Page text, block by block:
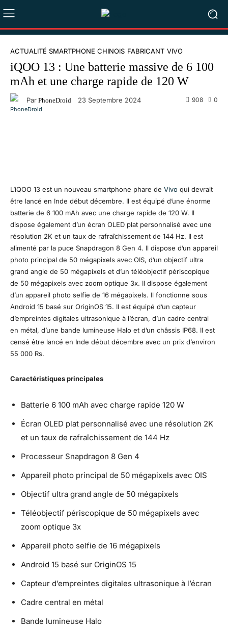
ACTUALITÉ SMARTPHONE CHINOIS FABRICANT VIVO
iQOO 13 : Une batterie massive de 6 100
mAh et une charge rapide de 120 W
Par PhoneDroid 23 Septembre 2024 0
908
L’iQOO 13 est un nouveau smartphone phare de Vivo qui devrait
être lancé en Inde début décembre. Il est équipé d’une énorme
batterie de 6 100 mAh avec une charge rapide de 120 W. Il
dispose également d’un écran OLED plat personnalisé avec une
résolution 2K et un taux de rafraîchissement de 144 Hz. Il est
alimenté par la puce Snapdragon 8 Gen 4. Il dispose d’un appareil
photo principal de 50 mégapixels avec OIS, d’un objectif ultra
grand angle de 50 mégapixels et d’un téléobjectif périscopique
de 50 mégapixels avec zoom optique 3x. Il dispose également
d’un appareil photo selfie de 16 mégapixels. Il fonctionne sous
Android 15 basé sur OriginOS 15. Il est équipé d’un capteur
d’empreintes digitales ultrasonique à l’écran, d’un cadre central
en métal, d’une bande lumineuse Halo et d’un châssis IP68. Il est
censé être lancé en Inde début décembre avec un prix d’environ
55 000 Rs.
Caractéristiques principales
Batterie 6 100 mAh avec charge rapide 120 W
Écran OLED plat personnalisé avec une résolution 2K
et un taux de rafraîchissement de 144 Hz
Processeur Snapdragon 8 Gen 4
Appareil photo principal de 50 mégapixels avec OIS
Objectif ultra grand angle de 50 mégapixels
Téléobjectif périscopique de 50 mégapixels avec
zoom optique 3x
Appareil photo selfie de 16 mégapixels
Android 15 basé sur OriginOS 15
Capteur d’empreintes digitales ultrasonique à l’écran
Cadre central en métal
Bande lumineuse Halo